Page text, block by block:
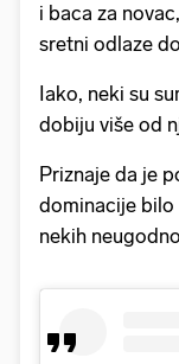
i baca za
sretni odlaze
Iako, neki su
dobiju više od
Priznaje da je
dominacije bilo
nekih